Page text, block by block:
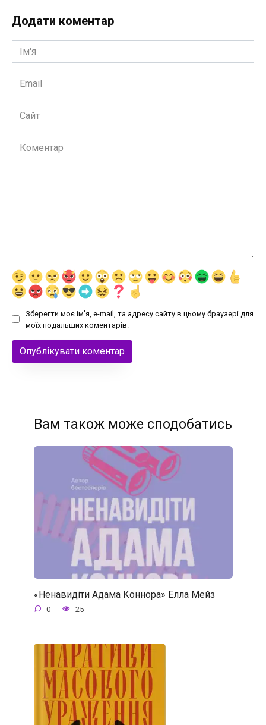
Додати коментар
Ім'я
*
Email
*
Сайт
Коментар
Зберегти моє ім'я, e-mail, та адресу сайту в цьому браузері для
моїх подальших коментарів.
Вам також може сподобатись
«Ненавидіти Адама Коннора» Елла Мейз
0 25